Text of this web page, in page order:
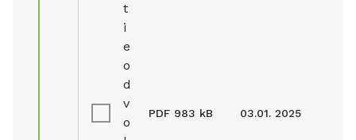
t
i
e
o
d
v
o
PDF 983 kB 03.01. 2025